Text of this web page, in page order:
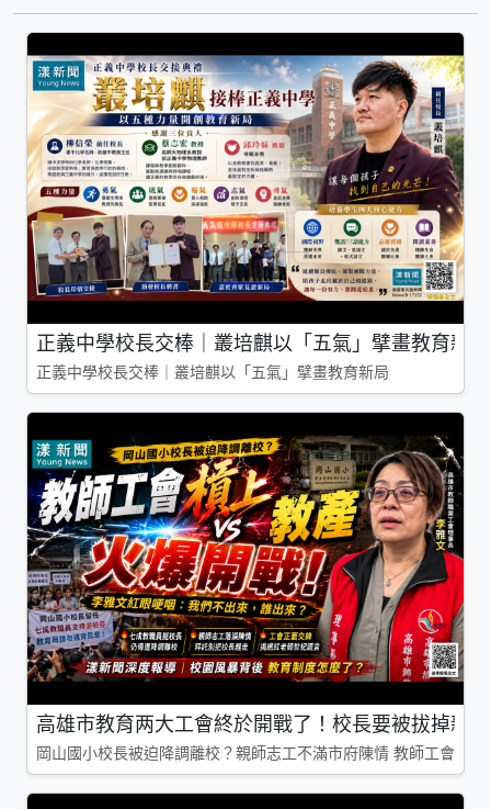
正義中學校長交棒｜叢培麒以「五氣」擘畫教育新局
正義中學校長交棒｜叢培麒以「五氣」擘畫教育新局
高雄市教育两大工會終於開戰了！校長要被拔掉親
岡山國小校長被迫降調離校？親師志工不滿市府陳情 教師工會槓